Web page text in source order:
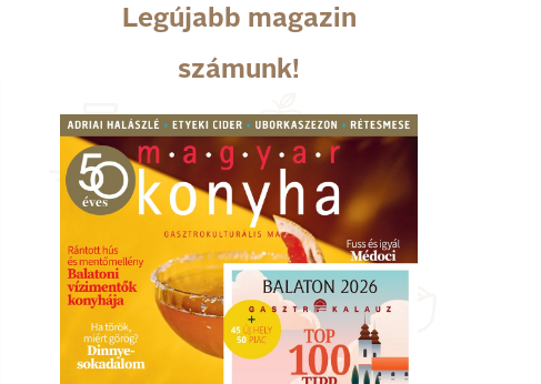
Legújabb magazin
számunk!